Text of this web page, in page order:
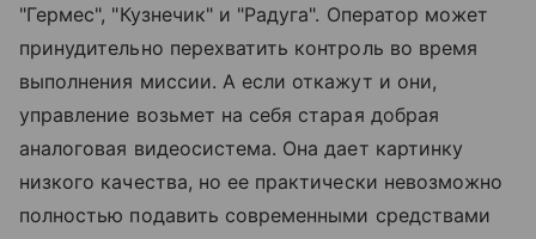
"Гермес", "Кузнечик" и "Радуга". Оператор может
принудительно перехватить контроль во время
выполнения миссии. А если откажут и они,
управление возьмет на себя старая добрая
аналоговая видеосистема. Она дает картинку
низкого качества, но ее практически невозможно
полностью подавить современными средствами